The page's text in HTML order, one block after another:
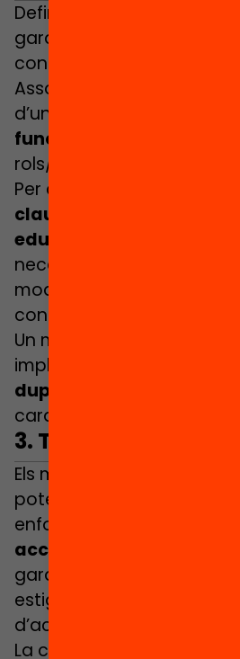
Definir un model
garantir la coherència
consens i les accions
Assolir-ho precisa de la
d’una
funcions
rols/figures.
Per això,
el municipi
clau a l’hora de
educatius,
necessitats dels centres
models i les propostes en
context.
Un model d’orientació
implica
duplicitats
i garantir la
cara a l’usuari.
3. Temps i recursos
Els municipis compten
potencial per dissenyar i
enfortir l’estabilitat de
accions perllongades
garanteixin que la figura
estigui present en tot el
d’acompanyament.
La clau per assolir